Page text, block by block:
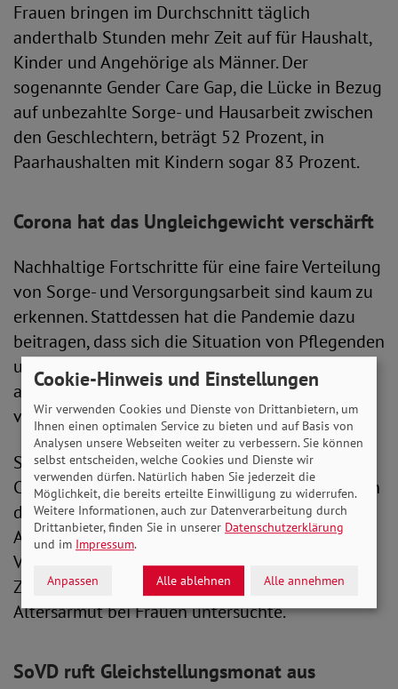
Frauen bringen im Durchschnitt täglich
anderthalb Stunden mehr Zeit auf für Haushalt,
Kinder und Angehörige als Männer. Der
sogenannte Gender Care Gap, die Lücke in Bezug
auf unbezahlte Sorge- und Hausarbeit zwischen
den Geschlechtern, beträgt 52 Prozent, in
Paarhaushalten mit Kindern sogar 83 Prozent.
Corona hat das Ungleichgewicht verschärft
Nachhaltige Fortschritte für eine faire Verteilung
von Sorge- und Versorgungsarbeit sind kaum zu
erkennen. Stattdessen hat die Pandemie dazu
beitragen, dass sich die Situation von Pflegenden
und Fürsorgenden, sowohl im beruflichen, als
auch im häuslichen Care-Bereich weiter
verschlechtert und massiv zugespitzt hat.
Seit mittlerweile sieben Jahren weist das Equal-
Care-Day-Bündnis auf diese Diskrepanz hin, auch
der SoVD beteiligt sich traditionell an dem
Aktionstag. Ende 2019 veröffentlichte der
Verband zudem ein
Gutachten
Zusammenhang von häuslicher Pflege und
Altersarmut bei Frauen untersuchte.
SoVD ruft Gleichstellungsmonat aus
Cookie-Hinweis und Einstellungen
Wir verwenden Cookies und Dienste von Drittanbietern, um
Ihnen einen optimalen Service zu bieten und auf Basis von
Analysen unsere Webseiten weiter zu verbessern. Sie können
selbst entscheiden, welche Cookies und Dienste wir
verwenden dürfen. Natürlich haben Sie jederzeit die
Möglichkeit, die bereits erteilte Einwilligung zu widerrufen.
Weitere Informationen, auch zur Datenverarbeitung durch
Drittanbieter, finden Sie in unserer Datenschutzerklärung
und im Impressum.
Anpassen Alle ablehnen Alle annehmen